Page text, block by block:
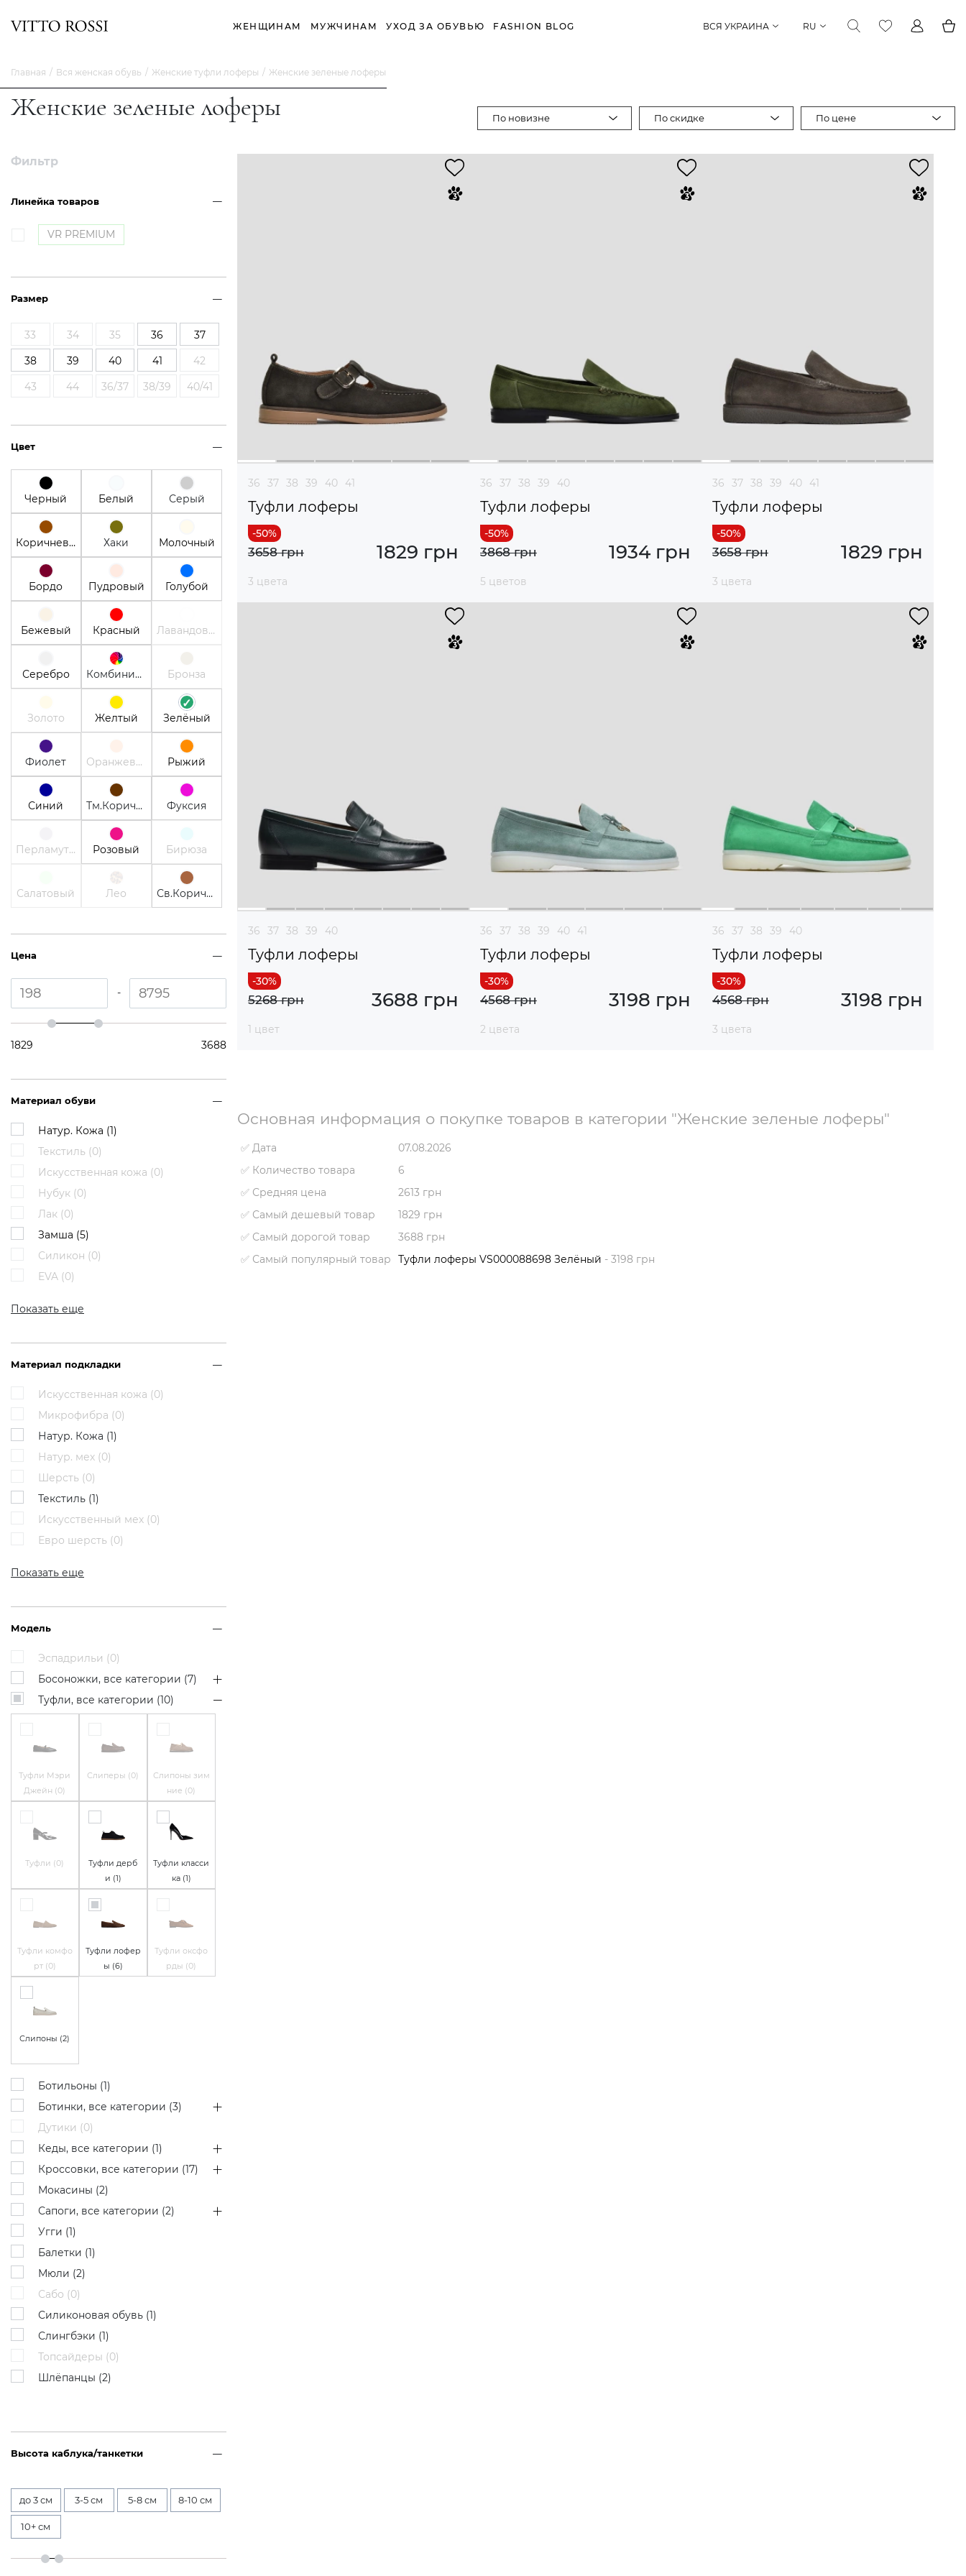
ЖЕНЩИНАМ МУЖЧИНАМ УХОД ЗА ОБУВЬЮ FASHION BLOG ВСЯ УКРАИНА RU
Главная Вся женская обувь Женские туфли лоферы Женские зеленые лоферы
Женские зеленые лоферы По новизне По скидке По цене
Фильтр
Линейка товаров
VR PREMIUM
Размер
33 34 35 36
37
38
39 40 41
42
43
44 36/37 38/39 40/41
Цвет
Черный Белый Серый
Коричневый Хаки Молочный
Бордо Пудровый Голубой
Бежевый Красный Лавандовый
Серебро Комбинированный Бронза
Золото Желтый Зелёный
Фиолет Оранжевый Рыжий
Синий Тм.Коричневый Фуксия
Перламутр Розовый Бирюза
Салатовый Лео Св.Коричневый
Цена
-
1829 3688
Материал обуви
Натур. Кожа (1)
Текстиль (0)
Искусственная кожа (0)
Нубук (0)
Лак (0)
Замша (5)
Силикон (0)
EVA (0)
Показать еще
Материал подкладки
Искусственная кожа (0)
Микрофибра (0)
Натур. Кожа (1)
Натур. мех (0)
Шерсть (0)
Текстиль (1)
Искусственный мех (0)
Евро шерсть (0)
Показать еще
Модель
Эспадрильи (0)
Босоножки, все категории (7)
Туфли, все категории (10)
Туфли Мэри
Джейн (0)
Слиперы (0)
Слипоны зим
ние (0)
Туфли (0)
Туфли дерб
и (1)
Туфли класси
ка (1)
Туфли комфо
рт (0)
Туфли лофер
ы (6)
Туфли оксфо
рды (0)
Слипоны (2)
Ботильоны (1)
Ботинки, все категории (3)
Дутики (0)
Кеды, все категории (1)
Кроссовки, все категории (17)
Мокасины (2)
Сапоги, все категории (2)
Угги (1)
Балетки (1)
Мюли (2)
Сабо (0)
Силиконовая обувь (1)
Слингбэки (1)
Топсайдеры (0)
Шлёпанцы (2)
Высота каблука/танкетки
до 3 см 3-5 см 5-8 см 8-10 см
10+ см
36 37 38 39 40 41
Туфли лоферы
1829 грн
3658 грн
3 цвета
36 37 38 39 40
Туфли лоферы
1934 грн
3868 грн
5 цветов
36 37 38 39 40 41
Туфли лоферы
1829 грн
3658 грн
3 цвета
36 37 38 39 40
Туфли лоферы
3688 грн
5268 грн
1 цвет
36 37 38 39 40 41
Туфли лоферы
3198 грн
4568 грн
2 цвета
36 37 38 39 40
Туфли лоферы
3198 грн
4568 грн
3 цвета
Основная информация о покупке товаров в категории "Женские зеленые лоферы"
✅ Дата
07.08.2026
✅ Количество товара
6
✅ Средняя цена
2613 грн
✅ Самый дешевый товар
1829 грн
✅ Самый дорогой товар
3688 грн
✅ Самый популярный товар
Туфли лоферы VS000088698 Зелёный - 3198 грн